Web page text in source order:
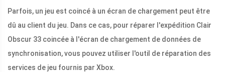
Parfois, un jeu est coincé à un écran de chargement peut être
dû au client du jeu. Dans ce cas, pour réparer l'expédition Clair
Obscur 33 coincée à l'écran de chargement de données de
synchronisation, vous pouvez utiliser l'outil de réparation des
services de jeu fournis par Xbox.